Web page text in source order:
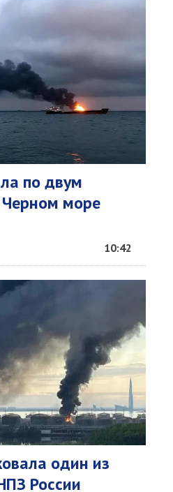
по двум
Черном море
10:42
один из
России